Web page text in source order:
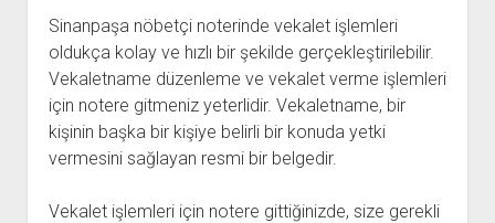
Sinanpaşa nöbetçi noterinde vekalet işlemleri
oldukça kolay ve hızlı bir şekilde gerçekleştirilebilir.
Vekaletname düzenleme ve vekalet verme işlemleri
için notere gitmeniz yeterlidir. Vekaletname, bir
kişinin başka bir kişiye belirli bir konuda yetki
vermesini sağlayan resmi bir belgedir.
Vekalet işlemleri için notere gittiğinizde, size gerekli